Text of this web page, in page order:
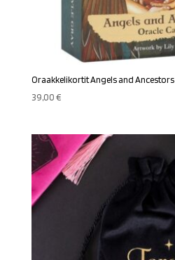
Oraakkelikortit Angels and Ancestors
39,00€